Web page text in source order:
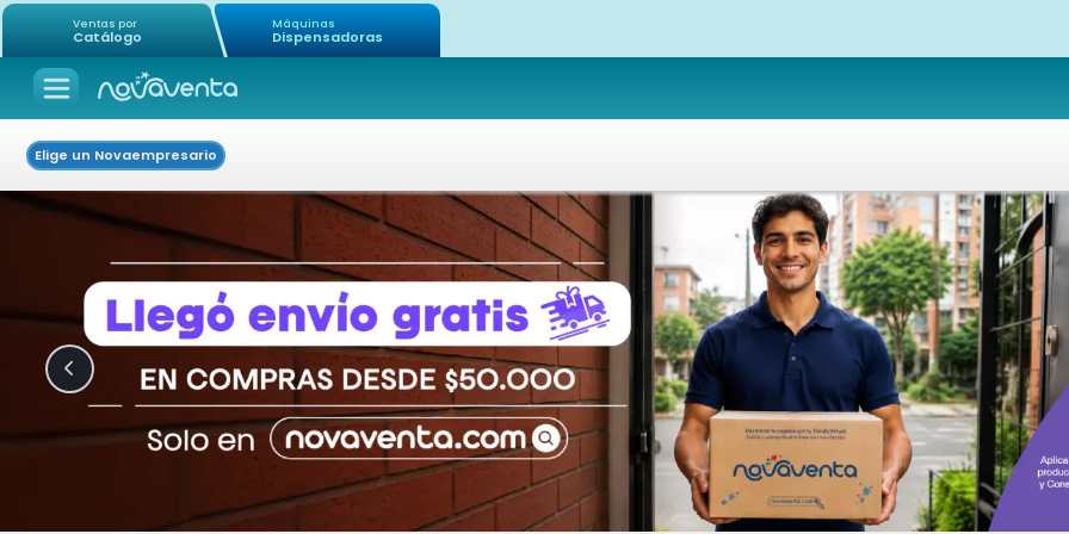
Ventas por
Catálogo
Máquinas
Dispensadoras
Elige un Novaempresario
Icon of chevron-left